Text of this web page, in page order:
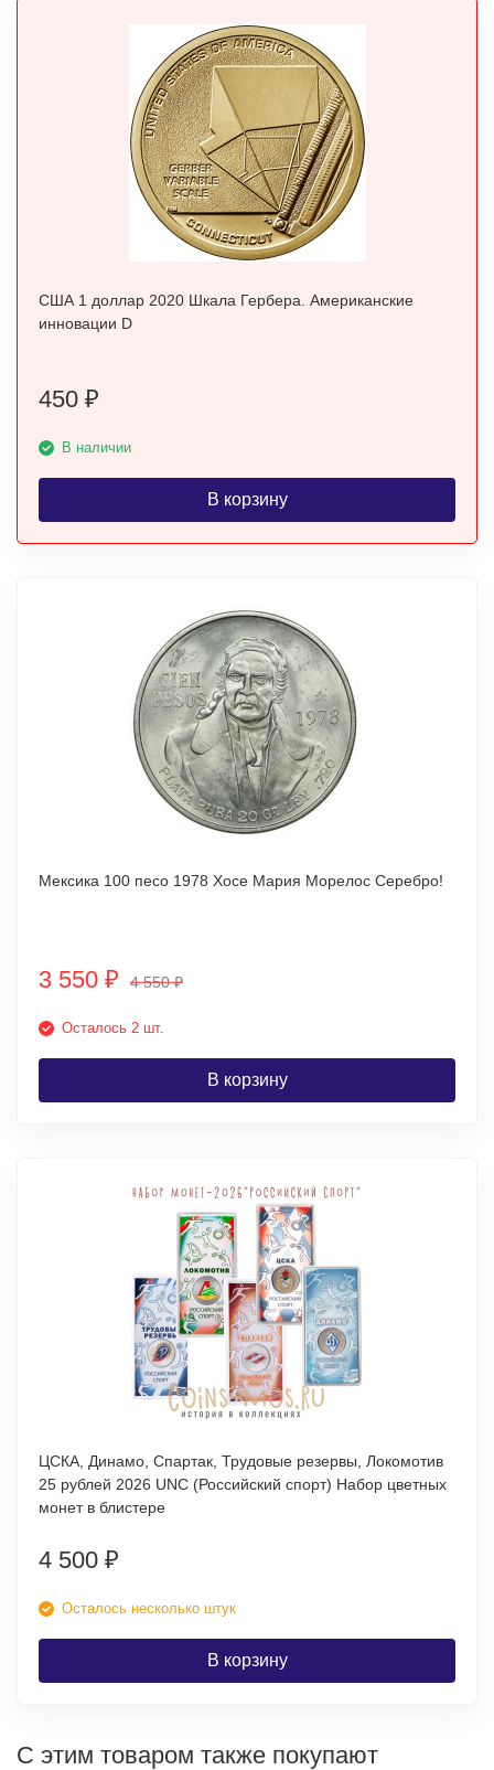
США 1 доллар 2020 Шкала Гербера. Американские
инновации D
450 ₽
В наличии
В корзину
Мексика 100 песо 1978 Хосе Мария Морелос Серебро!
3 550 ₽ 4 550₽
Осталось 2 шт.
В корзину
ЦСКА, Динамо, Спартак, Трудовые резервы, Локомотив
25 рублей 2026 UNC (Российский спорт) Набор цветных
монет в блистере
4 500 ₽
Осталось несколько штук
В корзину
С этим товаром также покупают